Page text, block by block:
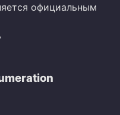
официальным